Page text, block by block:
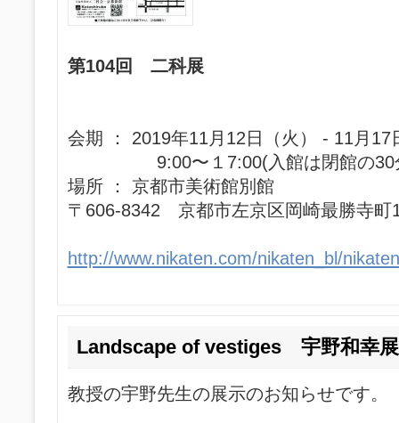
第104回 二科展
会期 ： 2019年11月12日（火） - 11月17
9:00〜１7:00(入館は閉館の30
場所 ： 京都市美術館別館
〒606-8342 京都市左京区岡崎最勝寺
http://www.nikaten.com/nikaten_bl/
Landscape of vestiges 宇野和幸展
教授の宇野先生の展示のお知らせです。